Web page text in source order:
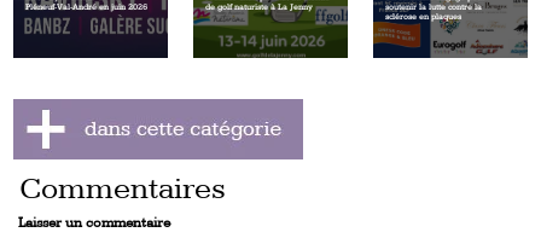
Pléneuf‑Val‑André en juin 2026
de golf naturiste à La Jenny
soutenir la lutte contre la
sclérose en plaques
Commentaires
Laisser un commentaire